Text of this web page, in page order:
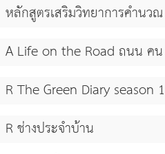
หลักสูตรเสริมวิทยาการคำนว
A Life on the Road ถนน ค
R The Green Diary season 1
R ช่างประจำบ้าน